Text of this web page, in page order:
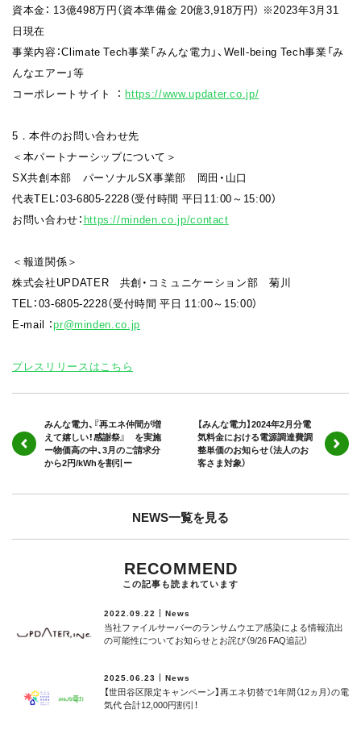
資本金： 13億498万円（資本準備金 20億3,918万円） ※2023年3月31
日現在
事業内容：Climate Tech事業「みんな電力」、Well-being Tech事業「み
んなエアー」等
コーポレートサイト ： https://www.updater.co.jp/
5．本件のお問い合わせ先
＜本パートナーシップについて＞
SX共創本部 パーソナルSX事業部 岡田・山口
代表TEL：03-6805-2228（受付時間 平日11:00～15:00）
お問い合わせ： https://minden.co.jp/contact
＜報道関係＞
株式会社UPDATER 共創・コミュニケーション部 菊川
TEL：03-6805-2228（受付時間 平日 11:00～15:00）
E-mail ：pr@minden.co.jp
プレスリリースはこちら
みんな電力、『再エネ仲間が増
えて嬉しい！感謝祭』 を実施
ー物価高の中、3月のご請求分
から2円/kWhを割引ー
【みんな電力】2024年2月分電
気料金における電源調達費調
整単価のお知らせ（法人のお
客さま対象）
NEWS一覧を見る
RECOMMEND
この記事も読まれています
2022.09.22 News
当社ファイルサーバーのランサムウエア感染による情報流出
の可能性についてお知らせとお詫び（9/26 FAQ追記）
2025.06.23 News
【世田谷区限定キャンペーン】再エネ切替で1年間（12ヵ月）の電
気代 合計12,000円割引！